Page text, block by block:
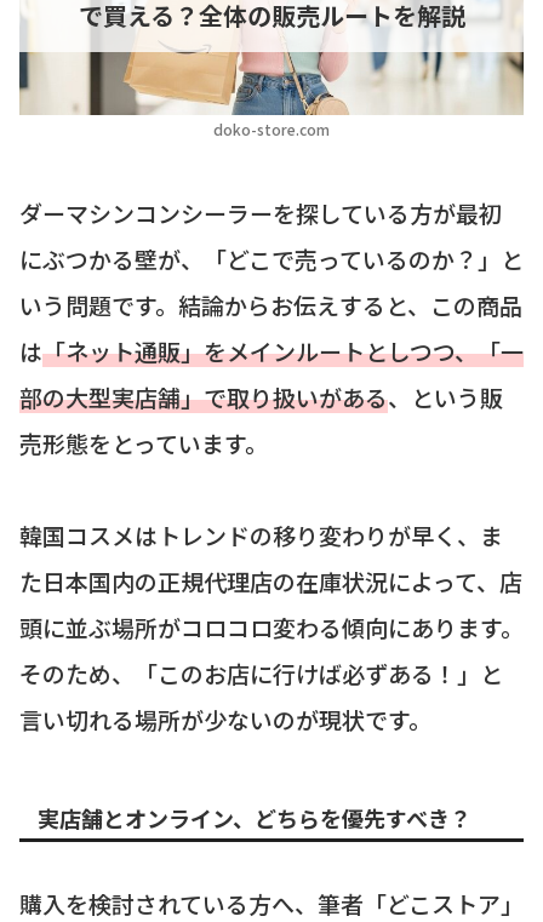
doko-store.com
で買える？全体の販売ルートを解説
ダーマシンコンシーラーを探している方が最初
にぶつかる壁が、「どこで売っているのか？」と
いう問題です。結論からお伝えすると、この商品
は「ネット通販」をメインルートとしつつ、「一
部の大型実店舗」で取り扱いがある、という販
売形態をとっています。
韓国コスメはトレンドの移り変わりが早く、ま
た日本国内の正規代理店の在庫状況によって、店
頭に並ぶ場所がコロコロ変わる傾向にあります。
そのため、「このお店に行けば必ずある！」と
言い切れる場所が少ないのが現状です。
実店舗とオンライン、どちらを優先すべき？
購入を検討されている方へ、筆者「どこストア」